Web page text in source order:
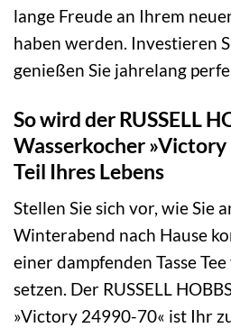
lange Freude an Ihrem
haben werden. Investieren
genießen Sie jahrelang
So wird der RUSSELL
Wasserkocher
Teil Ihres Lebens
Stellen Sie sich vor, wie Sie
Winterabend nach Hause
einer dampfenden Tasse
setzen. Der RUSSELL
»Victory 24990-70« ist Ihr